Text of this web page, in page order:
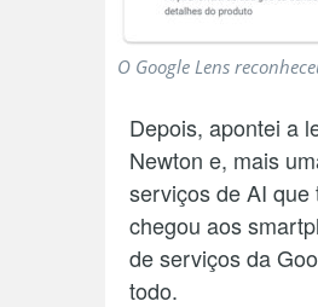
O Google Lens
Depois, apontei a
Newton e, mais
serviços de AI
chegou aos
de serviços da
todo.